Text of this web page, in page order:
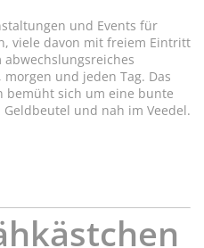
und Events für
viele davon mit freiem Eintritt
und jeden Tag. Das
bemüht sich um eine bunte
und nah im Veedel.